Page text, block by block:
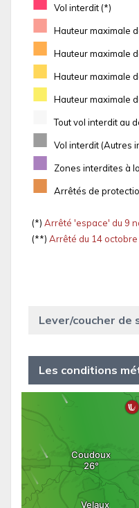
Vol interdit (*)
■ Hauteur maximale
■ Hauteur maximale
■ Hauteur maximale
■ Hauteur maximale
Tout vol interdit au
■ Vol interdit (Autres
■ Zones interdites à
■ Arrêtés de
(*) Arrêté 'espace' du 9
(**) Arrêté du 14 octobre
Lever/coucher de
Les conditions